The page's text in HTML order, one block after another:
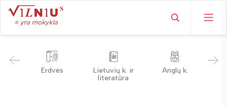
Erdvės
Lietuvių k. ir
literatūra
Anglų k.